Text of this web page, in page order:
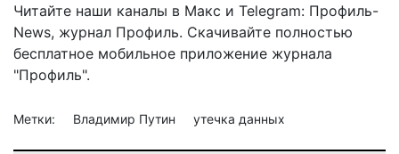
Читайте наши каналы в Макс и Telegram: Профиль-
News, журнал Профиль. Скачивайте полностью
бесплатное мобильное приложение журнала
"Профиль".
Метки: Владимир Путин утечка данных